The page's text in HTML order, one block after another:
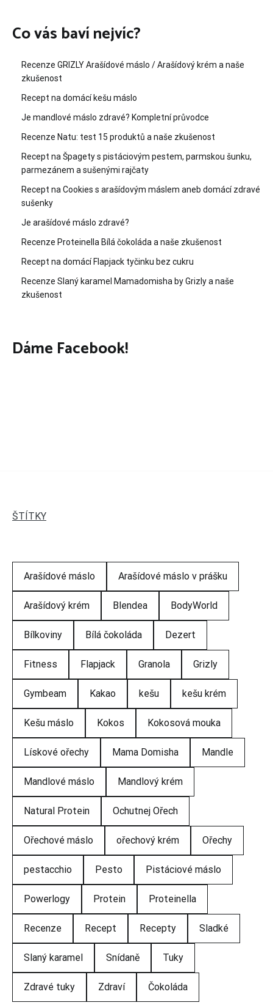
Co vás baví nejvíc?
Recenze GRIZLY Arašídové máslo / Arašídový krém a naše
zkušenost
Recept na domácí kešu máslo
Je mandlové máslo zdravé? Kompletní průvodce
Recenze Natu: test 15 produktů a naše zkušenost
Recept na Špagety s pistáciovým pestem, parmskou šunku,
parmezánem a sušenými rajčaty
Recept na Cookies s arašídovým máslem aneb domácí zdravé
sušenky
Je arašídové máslo zdravé?
Recenze Proteinella Bílá čokoláda a naše zkušenost
Recept na domácí Flapjack tyčinku bez cukru
Recenze Slaný karamel Mamadomisha by Grizly a naše
zkušenost
Dáme Facebook!
ŠTÍTKY
Arašídové máslo Arašídové máslo v prášku
Arašídový krém Blendea BodyWorld
Bílkoviny Bílá čokoláda Dezert
Fitness Flapjack Granola Grizly
Gymbeam Kakao kešu kešu krém
Kešu máslo Kokos Kokosová mouka
Lískové ořechy Mama Domisha Mandle
Mandlové máslo Mandlový krém
Natural Protein Ochutnej Ořech
Ořechové máslo ořechový krém Ořechy
pestacchio Pesto Pistáciové máslo
Powerlogy Protein Proteinella
Recenze Recept Recepty Sladké
Slaný karamel Snídaně Tuky
Zdravé tuky Zdraví Čokoláda